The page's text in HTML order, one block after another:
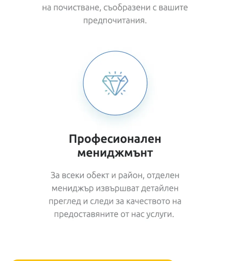
To change and reuse text themes, go to Site
Styles.
Add Subtext text. Click "Edit Text" to update the
ize and more.
To change and reuse text themes, go to Site
Styles.